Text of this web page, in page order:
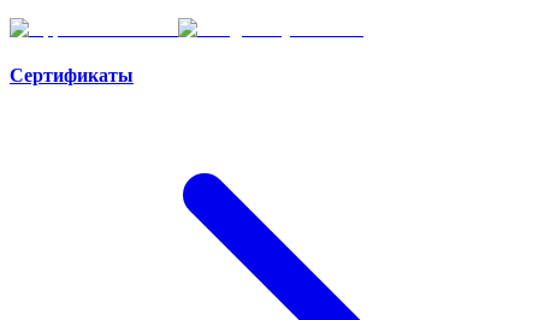
Сертификаты